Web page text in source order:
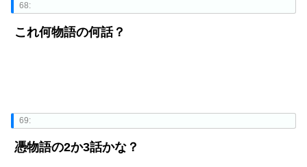
68:
これ何物語の何話？
69:
憑物語の2か3話かな？